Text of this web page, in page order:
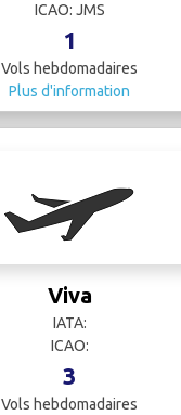
ICAO: JMS
1
Vols hebdomadaires
Plus d'information
Viva
IATA:
ICAO:
3
Vols hebdomadaires